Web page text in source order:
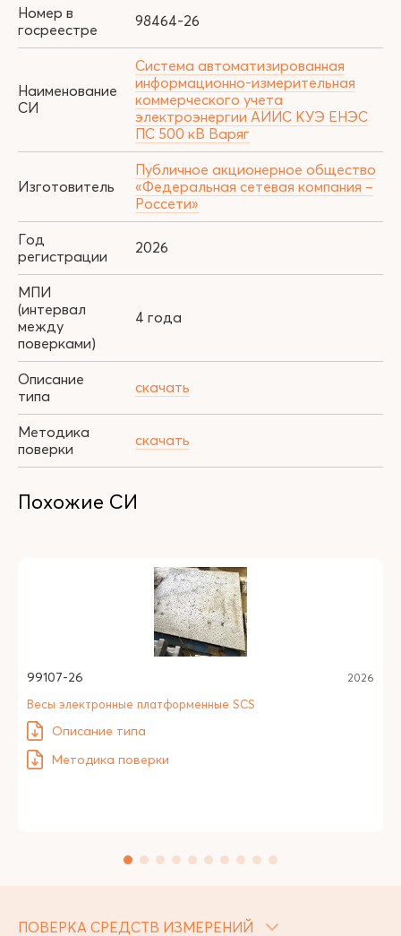
Номер в
госреестре
98464-26
Наименование
СИ
Система автоматизированная
информационно-измерительная
коммерческого учета
электроэнергии АИИС КУЭ ЕНЭС
ПC 500 кВ Варяг
Изготовитель
Публичное акционерное общество
«Федеральная сетевая компания –
Россети»
Год
регистрации
2026
МПИ
(интервал
между
поверками)
4 года
Описание
типа
скачать
Методика
поверки
скачать
Похожие СИ
99107-26 2026
Весы электронные платформенные SCS
Описание типа
Методика поверки
ПОВЕРКА СРЕДСТВ ИЗМЕРЕНИЙ